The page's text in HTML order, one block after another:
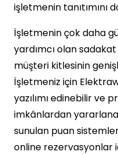
işletmenin tanıtımını
İşletmenin çok daha
yardımcı olan
müşteri kitlesinin
İşletmeniz için
yazılımı edinebilir ve
imkânlardan
sunulan puan
online rezervasyonlar